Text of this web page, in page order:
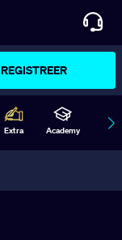
REGISTREER
Extra Academy